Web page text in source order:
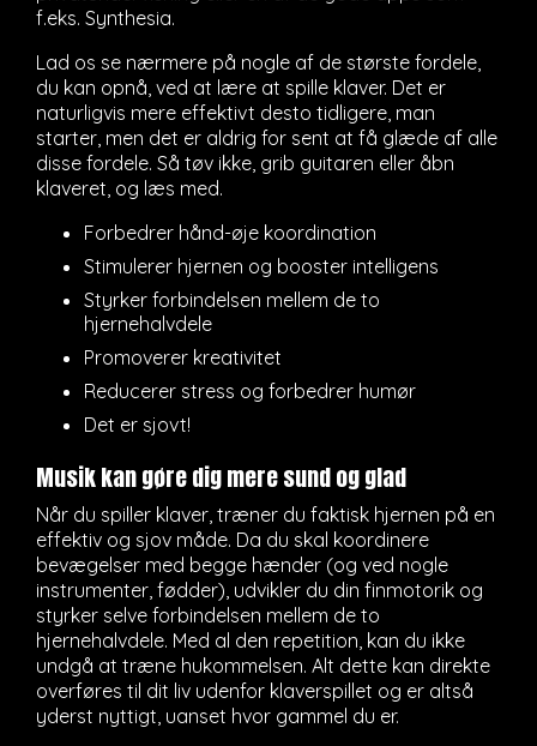
f.eks. Synthesia.
Lad os se nærmere på nogle af de største fordele,
du kan opnå, ved at lære at spille klaver. Det er
naturligvis mere effektivt desto tidligere, man
starter, men det er aldrig for sent at få glæde af alle
disse fordele. Så tøv ikke, grib guitaren eller åbn
klaveret, og læs med.
Forbedrer hånd-øje koordination
Stimulerer hjernen og booster intelligens
Styrker forbindelsen mellem de to
hjernehalvdele
Promoverer kreativitet
Reducerer stress og forbedrer humør
Det er sjovt!
Musik kan gøre dig mere sund og glad
Når du spiller klaver, træner du faktisk hjernen på en
effektiv og sjov måde. Da du skal koordinere
bevægelser med begge hænder (og ved nogle
instrumenter, fødder), udvikler du din finmotorik og
styrker selve forbindelsen mellem de to
hjernehalvdele. Med al den repetition, kan du ikke
undgå at træne hukommelsen. Alt dette kan direkte
overføres til dit liv udenfor klaverspillet og er altså
yderst nyttigt, uanset hvor gammel du er.